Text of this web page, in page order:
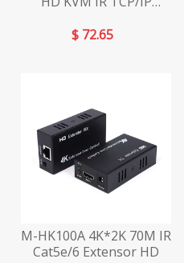
$ 72.65
M-HK100A 4K*2K 70M IR
Cat5e/6 Extensor HD